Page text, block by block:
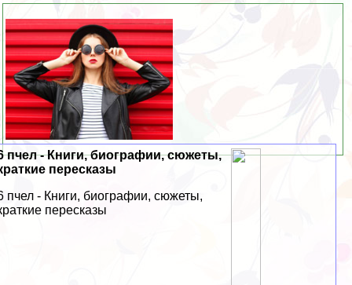
пчел - Книги, биографии, сюжеты,
пересказы
пчел - Книги, биографии, сюжеты,
пересказы